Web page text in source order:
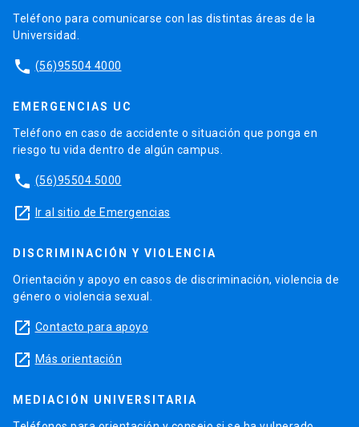
Teléfono para comunicarse con las distintas áreas de la
Universidad.
phone (56)95504 4000
EMERGENCIAS UC
Teléfono en caso de accidente o situación que ponga en
riesgo tu vida dentro de algún campus.
phone (56)95504 5000
launch Ir al sitio de Emergencias
DISCRIMINACIÓN Y VIOLENCIA
Orientación y apoyo en casos de discriminación, violencia de
género o violencia sexual.
launch Contacto para apoyo
launch Más orientación
MEDIACIÓN UNIVERSITARIA